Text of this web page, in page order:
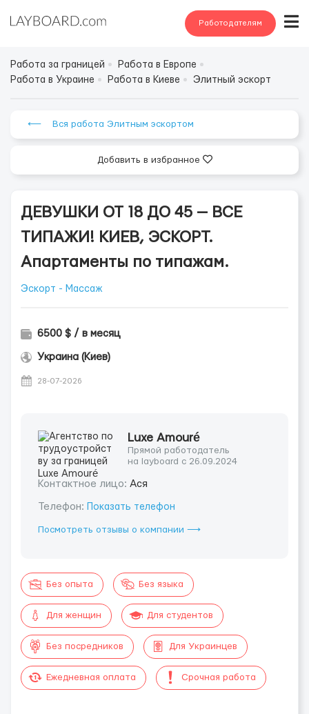
Работодателям
Работа за границей
Работа в Европе
Работа в Украине
Работа в Киеве Элитный эскорт
⟵ Вся работа Элитным эскортом
Добавить в избранное
ДЕВУШКИ ОТ 18 ДО 45 — ВСЕ
ТИПАЖИ! КИЕВ, ЭСКОРТ.
Апартаменты по типажам.
Эскорт - Массаж
6500 $ / в месяц
Украина (Киев)
28-07-2026
Luxe Amouré
Прямой работодатель
на layboard с 26.09.2024
Контактное лицо: Ася
Телефон: Показать телефон
Посмотреть отзывы о компании ⟶
Без опыта Без языка
Для женщин Для студентов
Без посредников Для Украинцев
Ежедневная оплата Срочная работа